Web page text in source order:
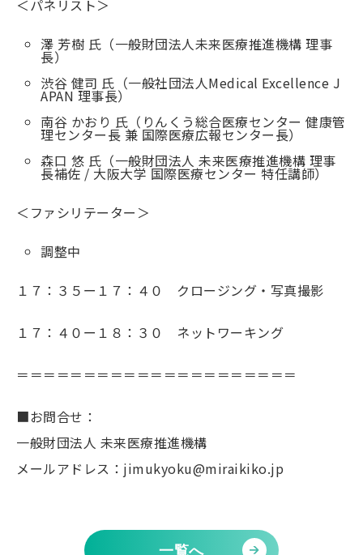
＜パネリスト＞
澤 芳樹 氏（一般財団法人未来医療推進機構 理事
長）
渋谷 健司 氏（一般社団法人Medical Excellence J
APAN 理事長）
南谷 かおり 氏（りんくう総合医療センター 健康管
理センター長 兼 国際医療広報センター長）
森口 悠 氏（一般財団法人 未来医療推進機構 理事
長補佐 / 大阪大学 国際医療センター 特任講師）
＜ファシリテーター＞
調整中
１７：３５ー１７：４０ クロージング・写真撮影
１７：４０ー１８：３０ ネットワーキング
＝＝＝＝＝＝＝＝＝＝＝＝＝＝＝＝＝＝＝＝＝
■お問合せ：
一般財団法人 未来医療推進機構
メールアドレス：jimukyoku@miraikiko.jp
一覧へ